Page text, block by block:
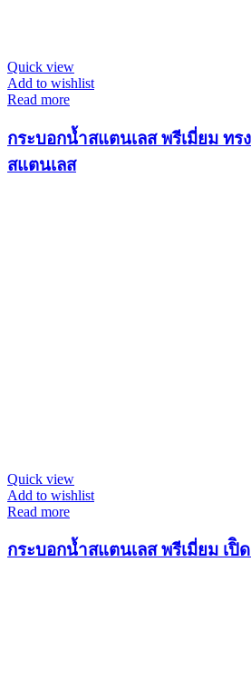
Quick view
Add to wishlist
Read more
กระบอกน้ำสแตนเลส พรีเมี่ยม ท
สแตนเลส
Quick view
Add to wishlist
Read more
กระบอกน้ำสแตนเลส พรีเมี่ยม เ